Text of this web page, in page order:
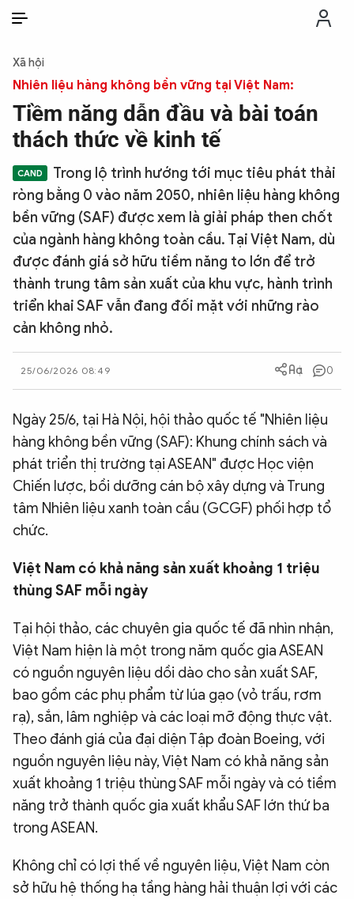
THỜI SỰ
CHỐNG DIỄN BIẾN HÒA BÌNH
CÔNG AN TRONG LÒNG DÂN
XÃ HỘI
PHÁP LUẬT
CÔNG NGHỆ
QUỐC TẾ
VĂN HÓA - THỂ THAO
BẠN ĐỌC & CAND
ĐA PHƯƠNG TIỆN
Chuyên trang An ninh thế giới
Văn nghệ Công an
Chuyên đề
Xã hội
Nhiên liệu hàng không bền vững tại Việt Nam:
Tiềm năng dẫn đầu và bài toán
thách thức về kinh tế
Trong lộ trình hướng tới mục tiêu phát thải
ròng bằng 0 vào năm 2050, nhiên liệu hàng không
bền vững (SAF) được xem là giải pháp then chốt
của ngành hàng không toàn cầu. Tại Việt Nam, dù
được đánh giá sở hữu tiềm năng to lớn để trở
thành trung tâm sản xuất của khu vực, hành trình
triển khai SAF vẫn đang đối mặt với những rào
cản không nhỏ.
25/06/2026 08:49 0
Ngày 25/6, tại Hà Nội, hội thảo quốc tế "Nhiên liệu
hàng không bền vững (SAF): Khung chính sách và
phát triển thị trường tại ASEAN" được Học viện
Chiến lược, bồi dưỡng cán bộ xây dựng và Trung
tâm Nhiên liệu xanh toàn cầu (GCGF) phối hợp tổ
chức.
Việt Nam có khả năng sản xuất khoảng 1 triệu
thùng SAF mỗi ngày
Tại hội thảo, các chuyên gia quốc tế đã nhìn nhận,
Việt Nam hiện là một trong năm quốc gia ASEAN
có nguồn nguyên liệu dồi dào cho sản xuất SAF,
bao gồm các phụ phẩm từ lúa gạo (vỏ trấu, rơm
rạ), sắn, lâm nghiệp và các loại mỡ động thực vật.
Theo đánh giá của đại diện Tập đoàn Boeing, với
nguồn nguyên liệu này, Việt Nam có khả năng sản
xuất khoảng 1 triệu thùng SAF mỗi ngày và có tiềm
năng trở thành quốc gia xuất khẩu SAF lớn thứ ba
trong ASEAN.
Không chỉ có lợi thế về nguyên liệu, Việt Nam còn
sở hữu hệ thống hạ tầng hàng hải thuận lợi với các